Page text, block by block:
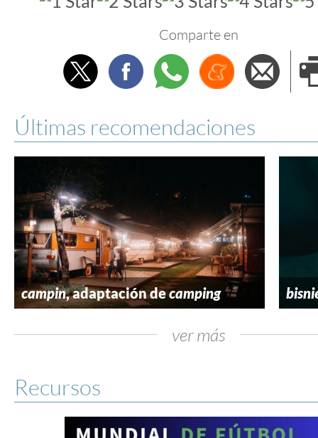
Comparte en
TwitterFacebookWhatsappMenéame
Últimas recomendaciones
campin, adaptación decamping
ver más
Recursos